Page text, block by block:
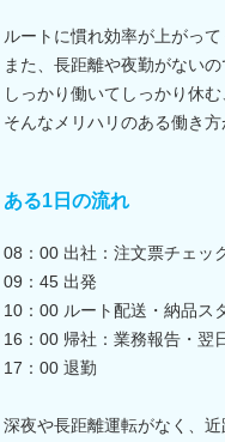
ルートに慣れ効率が上がっ
また、長距離や夜勤がない
しっかり働いてしっかり休む
そんなメリハリのある働き方
ある1日の流れ
08：00 出社：注文票チェッ
09：45 出発
10：00 ルート配送・納品ス
16：00 帰社：業務報告・翌
17：00 退勤
深夜や長距離運転がなく、